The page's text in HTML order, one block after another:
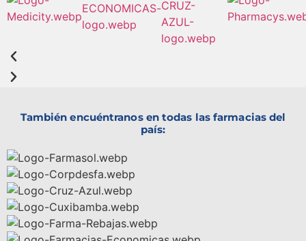
También encuéntranos en todas las farmacias del
país: